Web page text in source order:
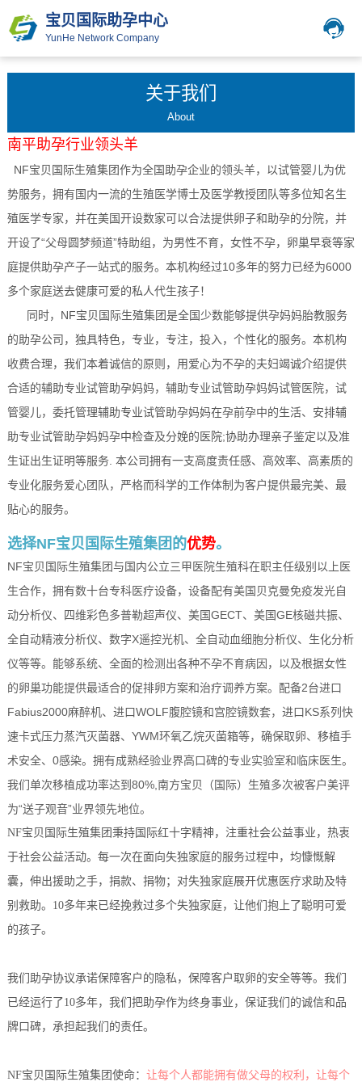
宝贝国际助孕中心
YunHe Network Company
关于我们
About
南平助孕行业领头羊
NF宝贝国际生殖集团作为全国助孕企业的领头羊，以试管婴儿为优
势服务，拥有国内一流的生殖医学博士及医学教授团队等多位知名生
殖医学专家，并在美国开设数家可以合法提供卵子和助孕的分院，并
开设了“父母圆梦频道”特助组，为男性不育，女性不孕，卵巢早衰等家
庭提供助孕产子一站式的服务。本机构经过10多年的努力已经为6000
多个家庭送去健康可爱的私人代生孩子！
同时，NF宝贝国际生殖集团是全国少数能够提供孕妈妈胎教服务
的助孕公司，独具特色，专业，专注，投入，个性化的服务。本机构
收费合理，我们本着诚信的原则，用爱心为不孕的夫妇竭诚介绍提供
合适的辅助专业试管助孕妈妈，辅助专业试管助孕妈妈试管医院，试
管婴儿，委托管理辅助专业试管助孕妈妈在孕前孕中的生活、安排辅
助专业试管助孕妈妈孕中检查及分娩的医院;协助办理亲子鉴定以及准
生证出生证明等服务. 本公司拥有一支高度责任感、高效率、高素质的
专业化服务爱心团队，严格而科学的工作体制为客户提供最完美、最
贴心的服务。
选择NF宝贝国际生殖集团的优势。
NF宝贝国际生殖集团与国内公立三甲医院生殖科在职主任级别以上医
生合作，拥有数十台专科医疗设备，设备配有美国贝克曼免疫发光自
动分析仪、四维彩色多普勒超声仪、美国GECT、美国GE核磁共振、
全自动精液分析仪、数字X遥控光机、全自动血细胞分析仪、生化分析
仪等等。能够系统、全面的检测出各种不孕不育病因，以及根据女性
的卵巢功能提供最适合的促排卵方案和治疗调养方案。配备2台进口
Fabius2000麻醉机、进口WOLF腹腔镜和宫腔镜数套，进口KS系列快
速卡式压力蒸汽灭菌器、YWM环氧乙烷灭菌箱等，确保取卵、移植手
术安全、0感染。拥有成熟经验业界高口碑的专业实验室和临床医生。
我们单次移植成功率达到80%,南方宝贝（国际）生殖多次被客户美评
为“送子观音”业界领先地位。
NF宝贝国际生殖集团秉持国际红十字精神，注重社会公益事业，热衷
于社会公益活动。每一次在面向失独家庭的服务过程中，均慷慨解
囊，伸出援助之手，捐款、捐物；对失独家庭展开优惠医疗求助及特
别救助。10多年来已经挽救过多个失独家庭，让他们抱上了聪明可爱
的孩子。
我们助孕协议承诺保障客户的隐私，保障客户取卵的安全等等。我们
已经运行了10多年，我们把助孕作为终身事业，保证我们的诚信和品
牌口碑，承担起我们的责任。
NF宝贝国际生殖集团使命： 让每个人都能拥有做父母的权利，让每个